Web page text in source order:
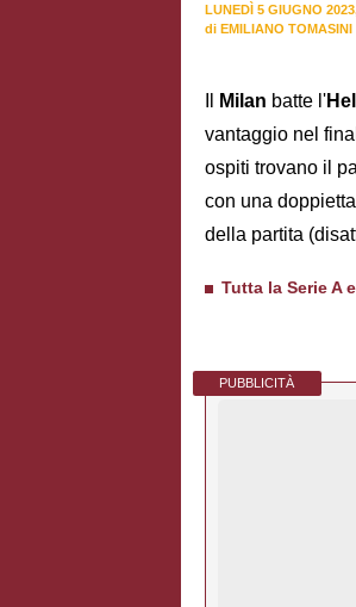
LUNEDÌ 5 GIUGNO
di EMILIANO TOMASINI
Milan batte l'
vantaggio nel
ospiti trovano il
con una
della partita
Tutta la Serie A
PUBBLICITÀ